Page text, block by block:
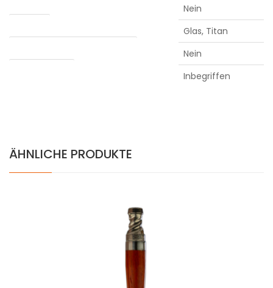
Nein
Glas, Titan
Nein
Inbegriffen
ÄHNLICHE PRODUKTE